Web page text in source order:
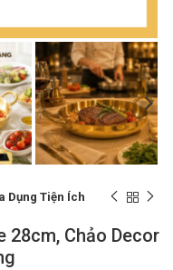
Dụng Tiện Ích
28cm, Chảo Decor